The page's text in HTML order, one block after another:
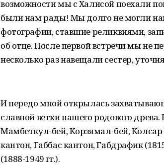
возможности мы с Халисой поехали
были нам рады! Мы долго не могли
фотографии, ставшие реликвиями,
об отце. После первой встречи мы не
несколько раз навещали сестер,
И передо мной открылась
славной ветки нашего родового
Мамбеткул-бей, Корзямал-бей,
кантон, Габбас кантон, Габдрафик
(1888-1949 гг.).